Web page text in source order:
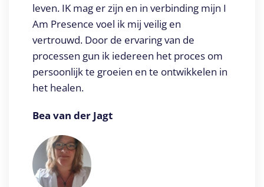
leven. IK mag er zijn en in verbinding mijn I
Am Presence voel ik mij veilig en
vertrouwd. Door de ervaring van de
processen gun ik iedereen het proces om
persoonlijk te groeien en te ontwikkelen in
het healen.
Bea van der Jagt